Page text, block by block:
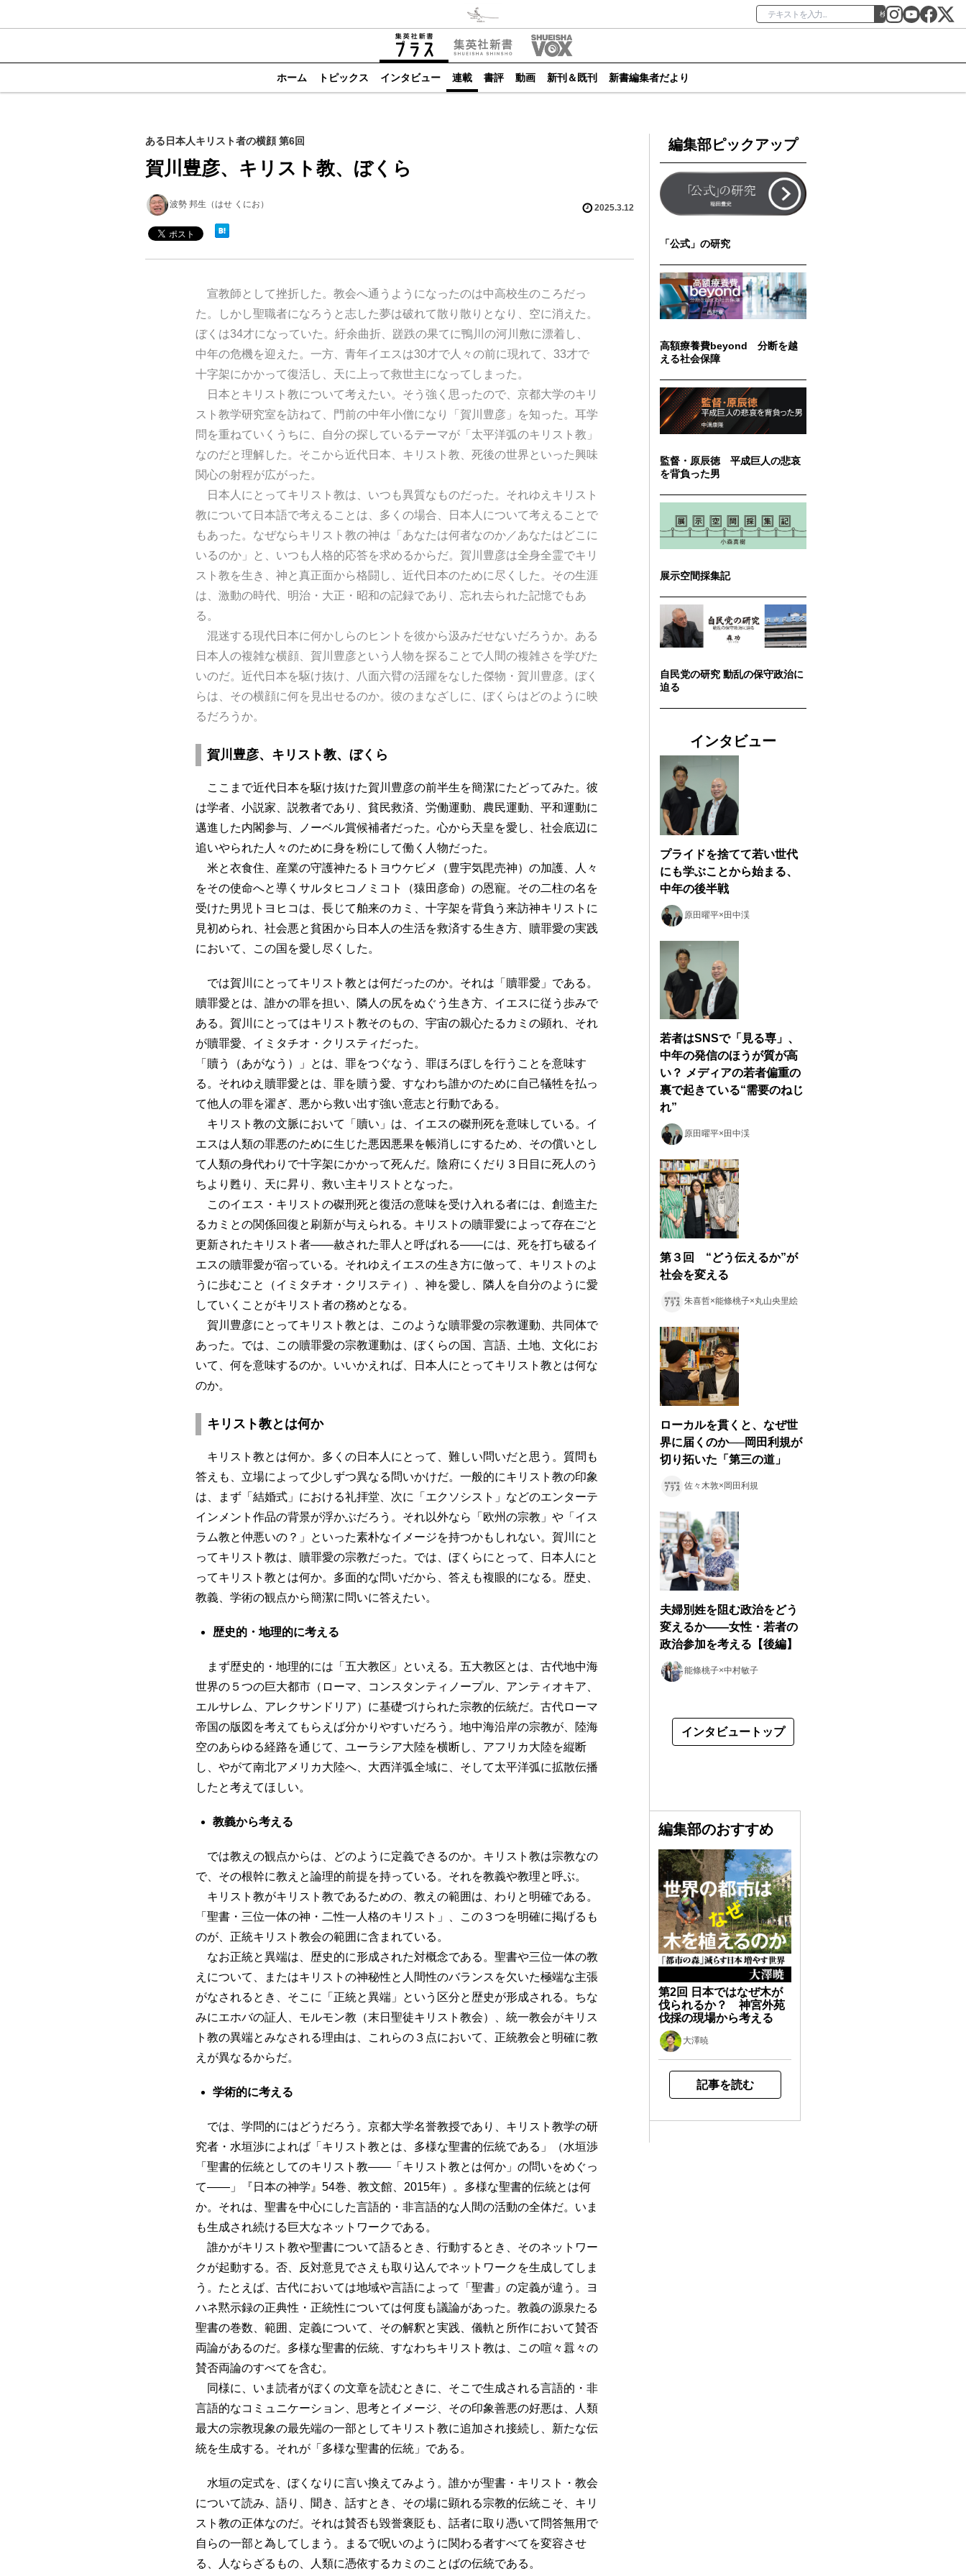
検索
ホーム トピックス インタビュー 連載 書評 動画 新刊＆既刊 新書編集者だより
ある日本人キリスト者の横顔 第6回
賀川豊彦、キリスト教、ぼくら
波勢 邦生（はせ くにお） 2025.3.12
宣教師として挫折した。教会へ通うようになったのは中高校生のころだっ
た。しかし聖職者になろうと志した夢は破れて散り散りとなり、空に消えた。
ぼくは34才になっていた。紆余曲折、蹉跌の果てに鴨川の河川敷に漂着し、
中年の危機を迎えた。一方、青年イエスは30才で人々の前に現れて、33才で
十字架にかかって復活し、天に上って救世主になってしまった。
日本とキリスト教について考えたい。そう強く思ったので、京都大学のキリ
スト教学研究室を訪ねて、門前の中年小僧になり「賀川豊彦」を知った。耳学
問を重ねていくうちに、自分の探しているテーマが「太平洋弧のキリスト教」
なのだと理解した。そこから近代日本、キリスト教、死後の世界といった興味
関心の射程が広がった。
日本人にとってキリスト教は、いつも異質なものだった。それゆえキリスト
教について日本語で考えることは、多くの場合、日本人について考えることで
もあった。なぜならキリスト教の神は「あなたは何者なのか／あなたはどこに
いるのか」と、いつも人格的応答を求めるからだ。賀川豊彦は全身全霊でキリ
スト教を生き、神と真正面から格闘し、近代日本のために尽くした。その生涯
は、激動の時代、明治・大正・昭和の記録であり、忘れ去られた記憶でもあ
る。
混迷する現代日本に何かしらのヒントを彼から汲みだせないだろうか。ある
日本人の複雑な横顔、賀川豊彦という人物を探ることで人間の複雑さを学びた
いのだ。近代日本を駆け抜け、八面六臂の活躍をなした傑物・賀川豊彦。ぼく
らは、その横顔に何を見出せるのか。彼のまなざしに、ぼくらはどのように映
るだろうか。
賀川豊彦、キリスト教、ぼくら
ここまで近代日本を駆け抜けた賀川豊彦の前半生を簡潔にたどってみた。彼
は学者、小説家、説教者であり、貧民救済、労働運動、農民運動、平和運動に
邁進した内閣参与、ノーベル賞候補者だった。心から天皇を愛し、社会底辺に
追いやられた人々のために身を粉にして働く人物だった。
米と衣食住、産業の守護神たるトヨウケビメ（豊宇気毘売神）の加護、人々
をその使命へと導くサルタヒコノミコト（猿田彦命）の恩寵。その二柱の名を
受けた男児トヨヒコは、長じて舶来のカミ、十字架を背負う来訪神キリストに
見初められ、社会悪と貧困から日本人の生活を救済する生き方、贖罪愛の実践
において、この国を愛し尽くした。
では賀川にとってキリスト教とは何だったのか。それは「贖罪愛」である。
贖罪愛とは、誰かの罪を担い、隣人の尻をぬぐう生き方、イエスに従う歩みで
ある。賀川にとってはキリスト教そのもの、宇宙の親心たるカミの顕れ、それ
が贖罪愛、イミタチオ・クリスティだった。
「贖う（あがなう）」とは、罪をつぐなう、罪ほろぼしを行うことを意味す
る。それゆえ贖罪愛とは、罪を贖う愛、すなわち誰かのために自己犠牲を払っ
て他人の罪を濯ぎ、悪から救い出す強い意志と行動である。
キリスト教の文脈において「贖い」は、イエスの磔刑死を意味している。イ
エスは人類の罪悪のために生じた悪因悪果を帳消しにするため、その償いとし
て人類の身代わりで十字架にかかって死んだ。陰府にくだり３日目に死人のう
ちより甦り、天に昇り、救い主キリストとなった。
このイエス・キリストの磔刑死と復活の意味を受け入れる者には、創造主た
るカミとの関係回復と刷新が与えられる。キリストの贖罪愛によって存在ごと
更新されたキリスト者——赦された罪人と呼ばれる——には、死を打ち破るイ
エスの贖罪愛が宿っている。それゆえイエスの生き方に倣って、キリストのよ
うに歩むこと（イミタチオ・クリスティ）、神を愛し、隣人を自分のように愛
していくことがキリスト者の務めとなる。
賀川豊彦にとってキリスト教とは、このような贖罪愛の宗教運動、共同体で
あった。では、この贖罪愛の宗教運動は、ぼくらの国、言語、土地、文化にお
いて、何を意味するのか。いいかえれば、日本人にとってキリスト教とは何な
のか。
キリスト教とは何か
キリスト教とは何か。多くの日本人にとって、難しい問いだと思う。質問も
答えも、立場によって少しずつ異なる問いかけだ。一般的にキリスト教の印象
は、まず「結婚式」における礼拝堂、次に「エクソシスト」などのエンターテ
インメント作品の背景が浮かぶだろう。それ以外なら「欧州の宗教」や「イス
ラム教と仲悪いの？」といった素朴なイメージを持つかもしれない。賀川にと
ってキリスト教は、贖罪愛の宗教だった。では、ぼくらにとって、日本人にと
ってキリスト教とは何か。多面的な問いだから、答えも複眼的になる。歴史、
教義、学術の観点から簡潔に問いに答えたい。
歴史的・地理的に考える
まず歴史的・地理的には「五大教区」といえる。五大教区とは、古代地中海
世界の５つの巨大都市（ローマ、コンスタンティノープル、アンティオキア、
エルサレム、アレクサンドリア）に基礎づけられた宗教的伝統だ。古代ローマ
帝国の版図を考えてもらえば分かりやすいだろう。地中海沿岸の宗教が、陸海
空のあらゆる経路を通じて、ユーラシア大陸を横断し、アフリカ大陸を縦断
し、やがて南北アメリカ大陸へ、大西洋弧全域に、そして太平洋弧に拡散伝播
したと考えてほしい。
教義から考える
では教えの観点からは、どのように定義できるのか。キリスト教は宗教なの
で、その根幹に教えと論理的前提を持っている。それを教義や教理と呼ぶ。
キリスト教がキリスト教であるための、教えの範囲は、わりと明確である。
「聖書・三位一体の神・二性一人格のキリスト」、この３つを明確に掲げるも
のが、正統キリスト教会の範囲に含まれている。
なお正統と異端は、歴史的に形成された対概念である。聖書や三位一体の教
えについて、またはキリストの神秘性と人間性のバランスを欠いた極端な主張
がなされるとき、そこに「正統と異端」という区分と歴史が形成される。ちな
みにエホバの証人、モルモン教（末日聖徒キリスト教会）、統一教会がキリス
ト教の異端とみなされる理由は、これらの３点において、正統教会と明確に教
えが異なるからだ。
学術的に考える
では、学問的にはどうだろう。京都大学名誉教授であり、キリスト教学の研
究者・水垣渉によれば「キリスト教とは、多様な聖書的伝統である」（水垣渉
「聖書的伝統としてのキリスト教――「キリスト教とは何か」の問いをめぐっ
て――」『日本の神学』54巻、教文館、2015年）。多様な聖書的伝統とは何
か。それは、聖書を中心にした言語的・非言語的な人間の活動の全体だ。いま
も生成され続ける巨大なネットワークである。
誰かがキリスト教や聖書について語るとき、行動するとき、そのネットワー
クが起動する。否、反対意見でさえも取り込んでネットワークを生成してしま
う。たとえば、古代においては地域や言語によって「聖書」の定義が違う。ヨ
ハネ黙示録の正典性・正統性については何度も議論があった。教義の源泉たる
聖書の巻数、範囲、定義について、その解釈と実践、儀軌と所作において賛否
両論があるのだ。多様な聖書的伝統、すなわちキリスト教は、この喧々囂々の
賛否両論のすべてを含む。
同様に、いま読者がぼくの文章を読むときに、そこで生成される言語的・非
言語的なコミュニケーション、思考とイメージ、その印象善悪の好悪は、人類
最大の宗教現象の最先端の一部としてキリスト教に追加され接続し、新たな伝
統を生成する。それが「多様な聖書的伝統」である。
水垣の定式を、ぼくなりに言い換えてみよう。誰かが聖書・キリスト・教会
について読み、語り、聞き、話すとき、その場に顕れる宗教的伝統こそ、キリ
スト教の正体なのだ。それは賛否も毀誉褒貶も、話者に取り憑いて問答無用で
自らの一部と為してしまう。まるで呪いのように関わる者すべてを変容させ
る、人ならざるもの、人類に憑依するカミのことばの伝統である。
編集部ピックアップ
「公式」の研究
高額療養費beyond 分断を越
える社会保障
監督・原辰徳 平成巨人の悲哀
を背負った男
展示空間採集記
自民党の研究 動乱の保守政治に
迫る
インタビュー
プライドを捨てて若い世代
にも学ぶことから始まる、
中年の後半戦
原田曜平×田中渓
若者はSNSで「見る専」、
中年の発信のほうが質が高
い？ メディアの若者偏重の
裏で起きている“需要のねじ
れ”
原田曜平×田中渓
第３回 “どう伝えるか”が
社会を変える
朱喜哲×能條桃子×丸山央里絵
ローカルを貫くと、なぜ世
界に届くのか──岡田利規が
切り拓いた「第三の道」
佐々木敦×岡田利規
夫婦別姓を阻む政治をどう
変えるか――女性・若者の
政治参加を考える【後編】
能條桃子×中村敏子
インタビュートップ
編集部のおすすめ
第2回 日本ではなぜ木が
伐られるか？ 神宮外苑
伐採の現場から考える
大澤暁
記事を読む